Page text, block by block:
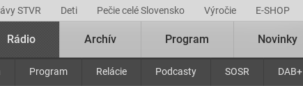
STVR Deti Pečie celé Slovensko Výročie E-SHOP
Rádio
Program Relácie Podcasty SOSR DAB+
Archív Program Novinky